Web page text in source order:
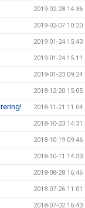
2019-02-28 14:36
2019-02-07 10:20
2019-01-24 15:43
2019-01-24 15:11
2019-01-23 09:24
2018-12-20 15:05
2018-11-21 11:04
2018-10-23 14:31
2018-10-19 09:46
2018-10-11 14:33
2018-08-28 16:46
2018-07-26 11:01
2018-07-02 16:43